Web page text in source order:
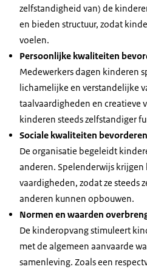
zelfstandigheid van) de
en bieden structuur, zodat
voelen.
Persoonlijke kwaliteiten
Medewerkers dagen kinderen
lichamelijke en verstandelijke
taalvaardigheden en creatieve
kinderen steeds zelfstandiger
Sociale kwaliteiten bevorderen
De organisatie begeleidt
anderen. Spelenderwijs
vaardigheden, zodat ze steeds
anderen kunnen opbouwen.
Normen en waarden
De kinderopvang stimuleert
met de algemeen aanvaarde
samenleving. Zoals een